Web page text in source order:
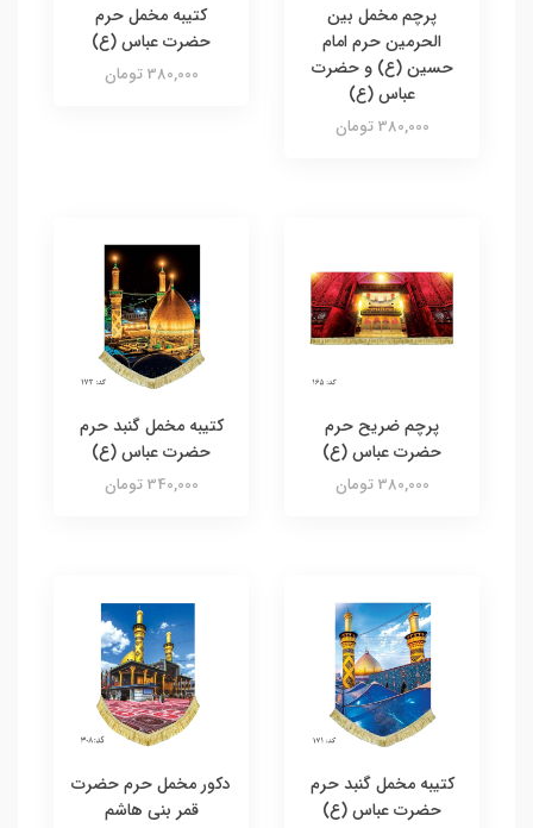
پرچم مخمل بین
الحرمین حرم امام
حسین (ع) و حضرت
عباس (ع)
380,000 تومان
کتیبه مخمل حرم
حضرت عباس (ع)
380,000 تومان
پرچم ضریح حرم
حضرت عباس (ع)
380,000 تومان
کتیبه مخمل گنبد حرم
حضرت عباس (ع)
340,000 تومان
کتیبه مخمل گنبد حرم
حضرت عباس (ع)
دکور مخمل حرم حضرت
قمر بنی هاشم